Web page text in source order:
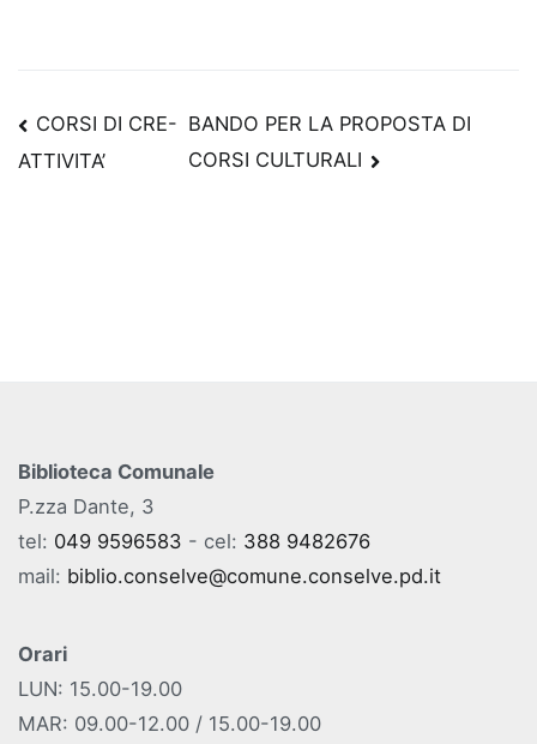
Navigazione
articoli
CORSI DI CRE-
ATTIVITA’
BANDO PER LA PROPOSTA DI
CORSI CULTURALI
Biblioteca Comunale
P.zza Dante, 3
tel: 049 9596583 - cel: 388 9482676
mail: biblio.conselve@comune.conselve.pd.it
Orari
LUN: 15.00-19.00
MAR: 09.00-12.00 / 15.00-19.00